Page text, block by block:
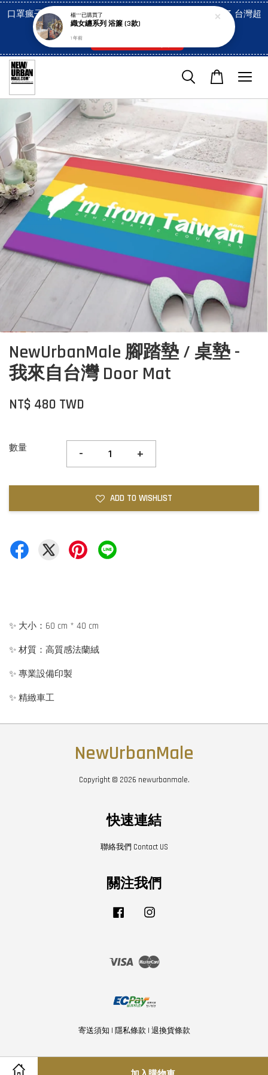
口罩瘋子官網, 放心訂購! 香港澳門信用卡付費已經開啓了 台灣超
市貨到付款也是!
NewUrbanMale 腳踏墊 / 桌墊 -
我來自台灣 Door Mat
NT$ 480 TWD
數量 - +
ADD TO WISHLIST
✨ 大小：60 cm * 40 cm
✨ 材質：高質感法蘭絨
✨ 專業設備印製
✨ 精緻車工
NewUrbanMale
Copyright © 2026 newurbanmale.
快速連結
聯絡我們 Contact US
關注我們
Facebook
Visa Master
寄送須知 | 隱私條款| 退換貨條款
楊***已購買了
織女纏系列 浴簾 (3款)
1 年前